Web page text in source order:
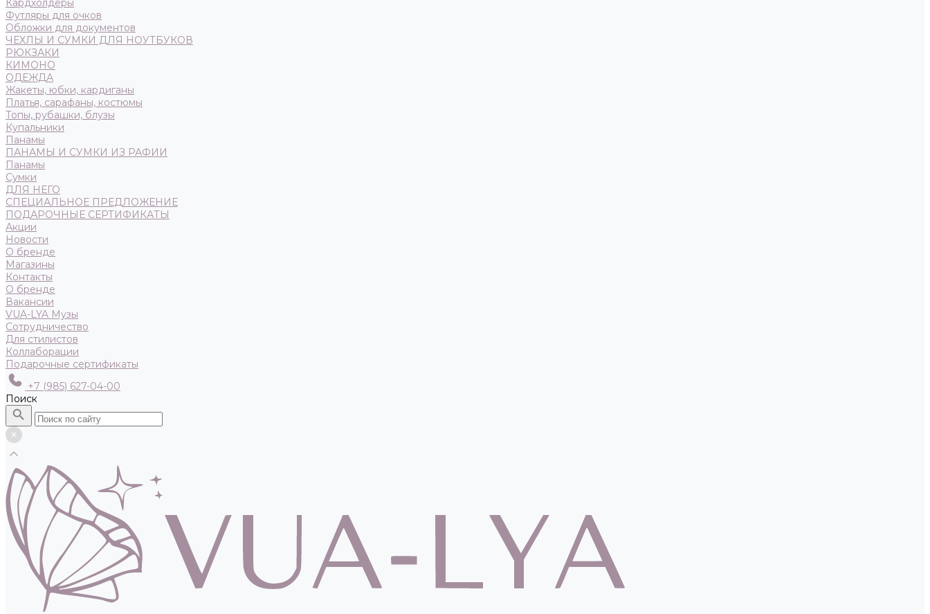
Кардхолдеры
Футляры для очков
Обложки для документов
ЧЕХЛЫ И СУМКИ ДЛЯ НОУТБУКОВ
РЮКЗАКИ
КИМОНО
ОДЕЖДА
Жакеты, юбки, кардиганы
Платья, сарафаны, костюмы
Топы, рубашки, блузы
Купальники
Панамы
ПАНАМЫ И СУМКИ ИЗ РАФИИ
Панамы
Сумки
ДЛЯ НЕГО
СПЕЦИАЛЬНОЕ ПРЕДЛОЖЕНИЕ
ПОДАРОЧНЫЕ СЕРТИФИКАТЫ
Акции
Новости
О бренде
Магазины
Контакты
О бренде
Вакансии
VUA-LYA Музы
Сотрудничество
Для стилистов
Коллаборации
Подарочные сертификаты
+7 (985) 627-04-00
Поиск